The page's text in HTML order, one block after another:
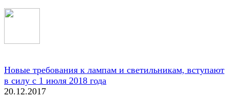
Новые требования к лампам и светильникам, вступают
в силу с 1 июля 2018 года
20.12.2017